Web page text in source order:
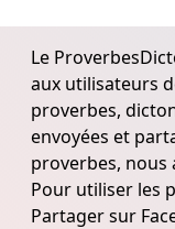
Le
aux utilisateurs
proverbes,
envoyées et
proverbes, nous
Pour utiliser les
Partager sur